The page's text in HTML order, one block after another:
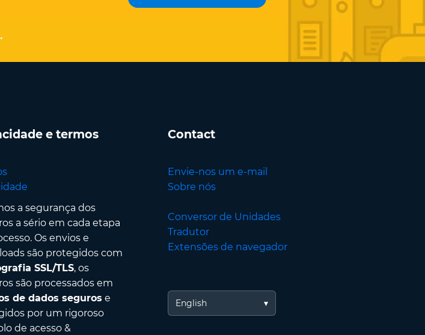
e termos
a segurança dos
a sério em cada etapa
Os envios e
são protegidos com
SSL/TLS, os
são processados em
de dados seguros e
por um rigoroso
de acesso &
Contact
Envie-nos um e-mail
Sobre nós
Conversor de Unidades
Tradutor
Extensões de navegador
English